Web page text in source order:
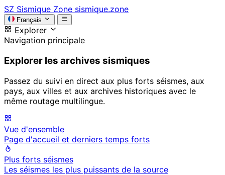
SZ Sismique Zone sismique.zone
Français
Explorer
Navigation principale
Explorer les archives sismiques
Passez du suivi en direct aux plus forts séismes, aux
pays, aux villes et aux archives historiques avec le
même routage multilingue.
Vue d'ensemble
Page d'accueil et derniers temps forts
Plus forts séismes
Les séismes les plus puissants de la source